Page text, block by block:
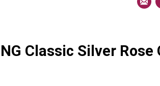
Classic Silver Rose